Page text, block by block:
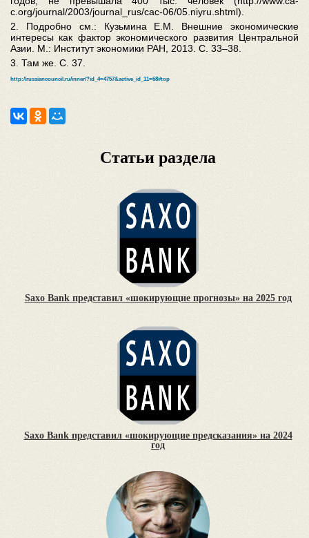
c.org/journal/2003/journal_rus/cac-06/05.niyru.shtml).
2. Подробно см.: Кузьмина Е.М. Внешние экономические
интересы как фактор экономического развития Центральной
Азии. М.: Институт экономики РАН, 2013. С. 33–38.
3. Там же. С. 37.
http://russiancouncil.ru/inner/?id_4=4757&active_id_11=68#top
Статьи раздела
Saxo Bank представил «шокирующие прогнозы» на 2025 год
Saxo Bank представил «шокирующие предсказания» на 2024
год